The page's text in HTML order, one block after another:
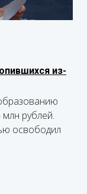
из-
рублей.
освободил